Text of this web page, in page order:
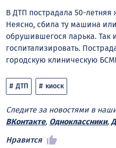
В ДТП пострадала 50-
Неясно, сбила ту машина
обрушившегося ларька. Так
госпитализировать.
городскую клиническую
ДТП киоск
Следите за новостями в
ВКонтакте, Одноклассники,
Нравится